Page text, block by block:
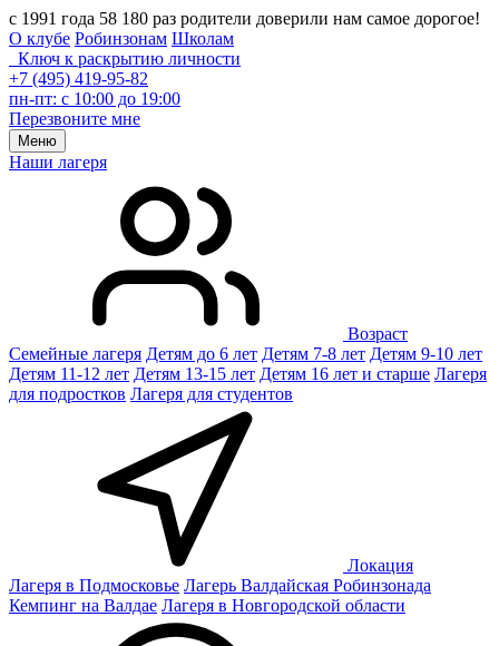
с 1991 года 58 180 раз родители доверили нам самое дорогое!
О клубе Робинзонам Школам
Ключ к раскрытию личности
+7 (495) 419-95-82
пн-пт: с 10:00 до 19:00
Перезвоните мне
Меню
Наши лагеря
Возраст
Семейные лагеря Детям до 6 лет Детям 7-8 лет Детям 9-10 лет
Детям 11-12 лет Детям 13-15 лет Детям 16 лет и старше Лагеря
для подростков Лагеря для студентов
Локация
Лагеря в Подмосковье Лагерь Валдайская Робинзонада
Кемпинг на Валдае Лагеря в Новгородской области